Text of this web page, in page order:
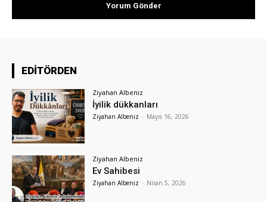
EDİTÖRDEN
Ziyahan Albeniz
İyilik dükkanları
Ziyahan Albeniz - Mayıs 16, 2026
Ziyahan Albeniz
Ev Sahibesi
Ziyahan Albeniz - Nisan 5, 2026